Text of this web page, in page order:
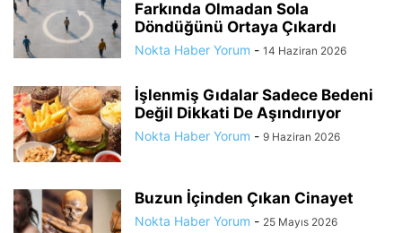
Farkında Olmadan Sola
Döndüğünü Ortaya Çıkardı
Nokta Haber Yorum - 14 Haziran 2026
İşlenmiş Gıdalar Sadece Bedeni
Değil Dikkati De Aşındırıyor
Nokta Haber Yorum - 9 Haziran 2026
Buzun İçinden Çıkan Cinayet
Nokta Haber Yorum - 25 Mayıs 2026